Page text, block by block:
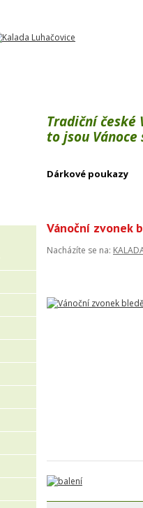
Tradiční české
to jsou
Dárkové poukazy
Vánoční zvonek
Nacházíte se na: